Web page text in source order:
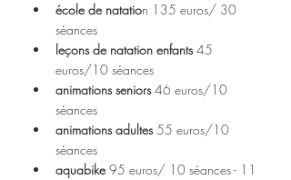
école de natation 135 euros/ 30
séances
leçons de natation enfants 45
euros/10 séances
animations seniors 46 euros/10
séances
animations adultes 55 euros/10
séances
aquabike 95 euros/ 10 séances - 11